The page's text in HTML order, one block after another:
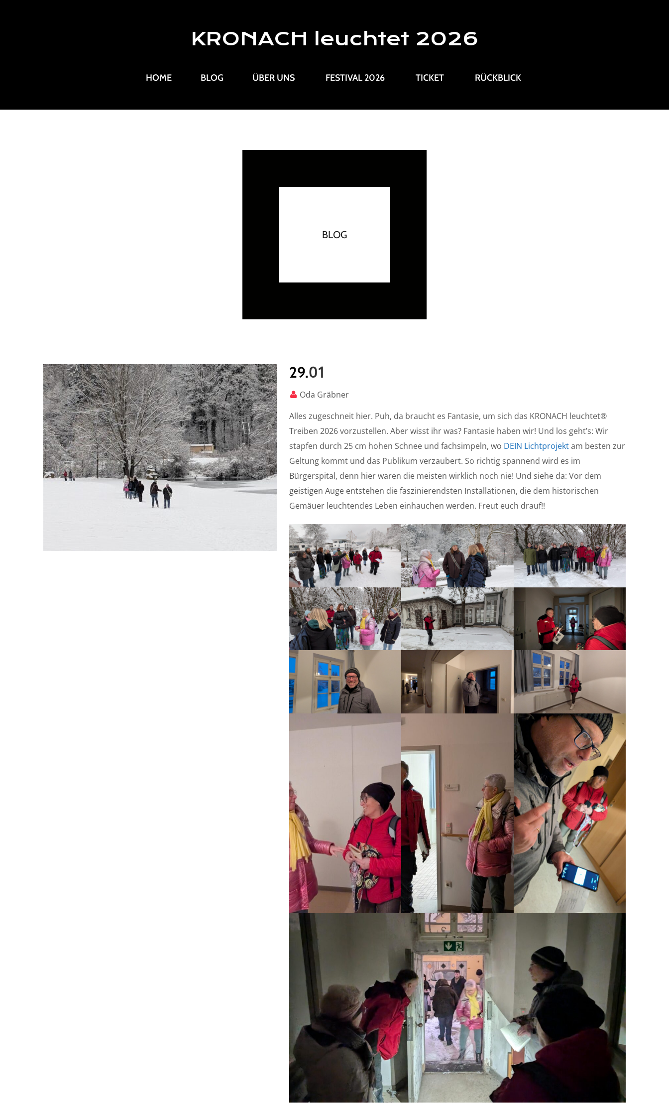
KRONACH leuchtet 2026
HOME BLOG ÜBER UNS FESTIVAL 2026 TICKET RÜCKBLICK
BLOG
29.01
Oda Gräbner
Alles zugeschneit hier. Puh, da braucht es Fantasie, um sich das KRONACH leuchtet®
Treiben 2026 vorzustellen. Aber wisst ihr was? Fantasie haben wir! Und los geht’s: Wir
stapfen durch 25 cm hohen Schnee und fachsimpeln, wo DEIN Lichtprojektam besten zur
Geltung kommt und das Publikum verzaubert. So richtig spannend wird es im
Bürgerspital, denn hier waren die meisten wirklich noch nie! Und siehe da: Vor dem
geistigen Auge entstehen die faszinierendsten Installationen, die dem historischen
Gemäuer leuchtendes Leben einhauchen werden. Freut euch drauf!!